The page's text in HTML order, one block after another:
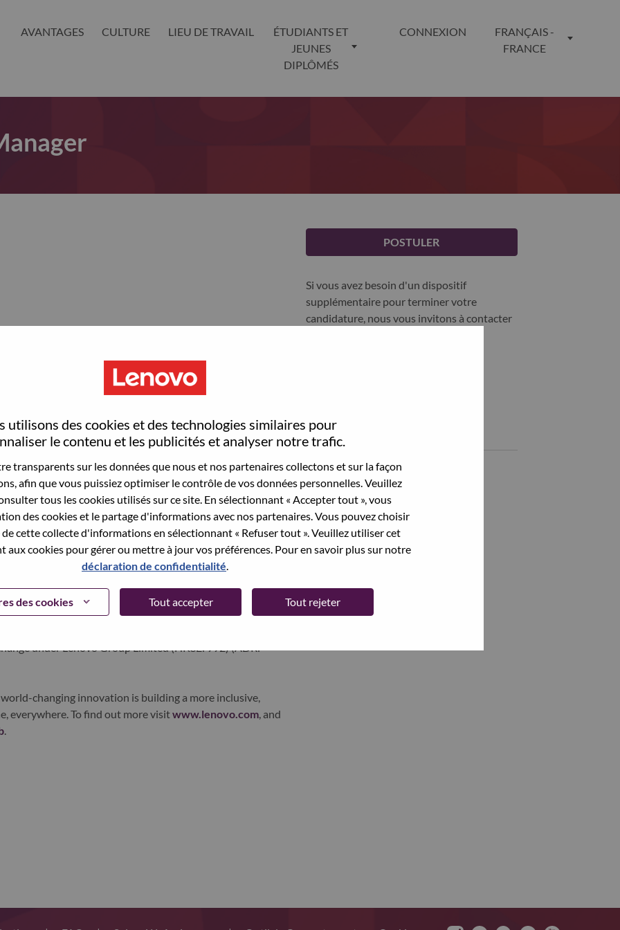
utilisons des cookies et des technologies similaires pour
le contenu et les publicités et analyser notre trafic.
transparents sur les données que nous et nos partenaires collectons et sur la façon
afin que vous puissiez optimiser le contrôle de vos données personnelles. Veuillez
tous les cookies utilisés sur ce site. En sélectionnant « Accepter tout », vous
des cookies et le partage d'informations avec nos partenaires. Vous pouvez choisir
cette collecte d'informations en sélectionnant « Refuser tout ». Veuillez utiliser cet
aux cookies pour gérer ou mettre à jour vos préférences. Pour en savoir plus sur notre
déclaration de confidentialité
des cookies Tout accepter Tout rejeter
AVANTAGES CULTURE LIEU DE TRAVAIL
ÉTUDIANTS ET
JEUNES
DIPLÔMÉS
CONNEXION
FRANÇAIS -
FRANCE
what we do. We WOW our customers.
powerhouse, ranked #153 in the Fortune Global
in 180 markets. Focused on a bold vision to deliver
its success as the world’s largest PC company with a full-
optimized devices (PCs, workstations, smartphones,
performance computing and software defined
Lenovo’s continued investment in world-changing
and smarter future for everyone, everywhere.
under Lenovo Group Limited (HKSE: 992) (ADR:
changing innovation is building a more inclusive,
everywhere. To find out more visitwww.lenovo.com, and
.
POSTULER
Si vous avez besoin d'un dispositif
supplémentaire pour terminer votre
candidature, nous vous invitons à contacter
Emplois similaires
Network Management SME
Mumbai, Maharashtra, Inde,
IT Service Quality & Audit Lead
Mumbai, Maharashtra, Inde,
Voir tout